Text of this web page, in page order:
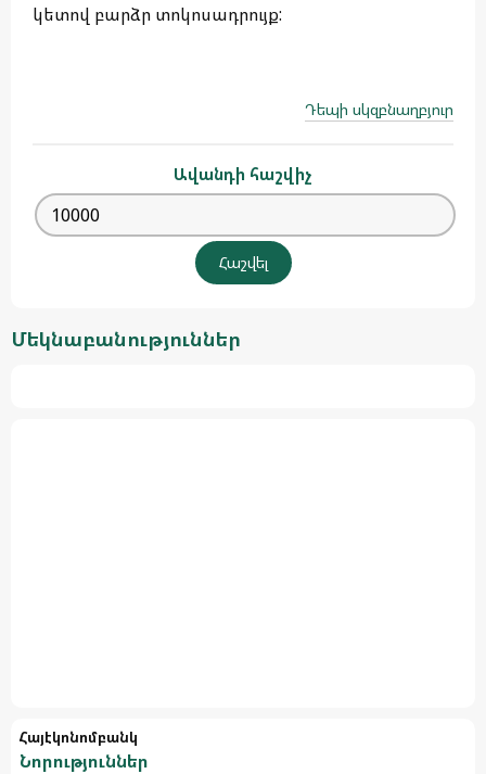
կետով բարձր տոկոսադրույք:
Դեպի սկզբնաղբյուր
Ավանդի հաշվիչ
Մեկնաբանություններ
Հայէկոնոմբանկ
Նորություններ